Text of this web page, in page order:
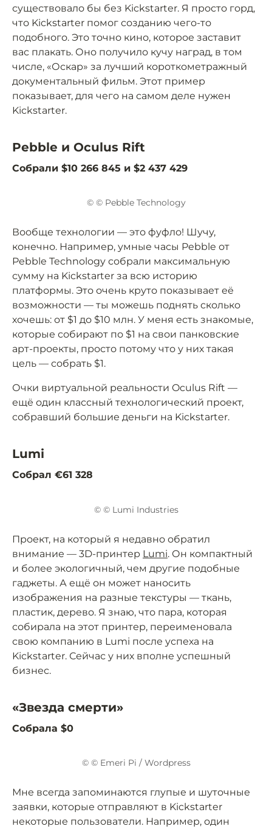
существовало бы без Kickstarter. Я просто горд,
что Kickstarter помог созданию чего-то
подобного. Это точно кино, которое заставит
вас плакать. Оно получило кучу наград, в том
числе, «Оскар» за лучший короткометражный
документальный фильм. Этот пример
показывает, для чего на самом деле нужен
Kickstarter.
Pebble и Oculus Rift
Собрали $10 266 845 и $2 437 429
© © Pebble Technology
Вообще технологии — это фуфло! Шучу,
конечно. Например, умные часы Pebble от
Pebble Technology собрали максимальную
сумму на Kickstarter за всю историю
платформы. Это очень круто показывает её
возможности — ты можешь поднять сколько
хочешь: от $1 до $10 млн. У меня есть знакомые,
которые собирают по $1 на свои панковские
арт-проекты, просто потому что у них такая
цель — собрать $1.
Очки виртуальной реальности Oculus Rift —
ещё один классный технологический проект,
собравший большие деньги на Kickstarter.
Lumi
Собрал €61 328
© © Lumi Industries
Проект, на который я недавно обратил
внимание — 3D-принтер Lumi. Он компактный
и более экологичный, чем другие подобные
гаджеты. А ещё он может наносить
изображения на разные текстуры — ткань,
пластик, дерево. Я знаю, что пара, которая
собирала на этот принтер, переименовала
свою компанию в Lumi после успеха на
Kickstarter. Сейчас у них вполне успешный
бизнес.
«Звезда смерти»
Собрала $0
© © Emeri Pi / Wordpress
Мне всегда запоминаются глупые и шуточные
заявки, которые отправляют в Kickstarter
некоторые пользователи. Например, один